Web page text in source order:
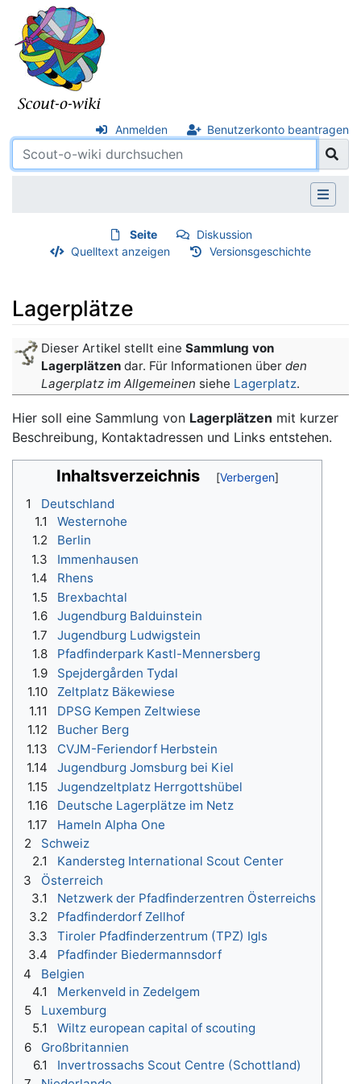
Anmelden Benutzerkonto beantragen
Seite
Diskussion
Quelltext anzeigen
Versionsgeschichte
Lagerplätze
Wechseln zu:Navigation ,Suche
Dieser Artikel stellt eine Sammlung von
Lagerplätzen dar. Für Informationen über den
Lagerplatz im Allgemeinen siehe Lagerplatz.
Hier soll eine Sammlung von Lagerplätzen mit kurzer
Beschreibung, Kontaktadressen und Links entstehen.
Inhaltsverzeichnis
1
Deutschland
1.1
Westernohe
1.2
Berlin
1.3
Immenhausen
1.4
Rhens
1.5
Brexbachtal
1.6
Jugendburg Balduinstein
1.7
Jugendburg Ludwigstein
1.8
Pfadfinderpark Kastl-Mennersberg
1.9
Spejdergården Tydal
1.10
Zeltplatz Bäkewiese
1.11
DPSG Kempen Zeltwiese
1.12
Bucher Berg
1.13
CVJM-Feriendorf Herbstein
1.14
Jugendburg Jomsburg bei Kiel
1.15
Jugendzeltplatz Herrgottshübel
1.16
Deutsche Lagerplätze im Netz
1.17
Hameln Alpha One
2
Schweiz
2.1
Kandersteg International Scout Center
3
Österreich
3.1
Netzwerk der Pfadfinderzentren Österreichs
3.2
Pfadfinderdorf Zellhof
3.3
Tiroler Pfadfinderzentrum (TPZ) Igls
3.4
Pfadfinder Biedermannsdorf
4
Belgien
4.1
Merkenveld in Zedelgem
5
Luxemburg
5.1
Wiltz european capital of scouting
6
Großbritannien
6.1
Invertrossachs Scout Centre (Schottland)